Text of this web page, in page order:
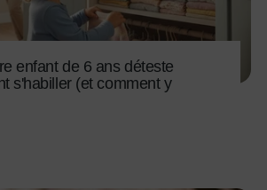
enfant de 6 ans déteste
s'habiller (et comment y